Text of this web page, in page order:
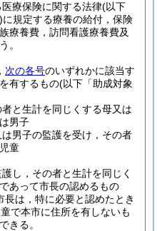
療保険に関する法律(以下
に規定する療養の給付，保険
療養費，訪問看護療養費及
。
次の各号のいずれかに該当す
有するもの(以下「助成対象
と生計を同じくする母又は
男子
男子の監護を受け，その者
童
し，その者と生計を同じく
あって市長の認めるもの
は，特に必要と認めたとき
で本市に住所を有しないも
きる。